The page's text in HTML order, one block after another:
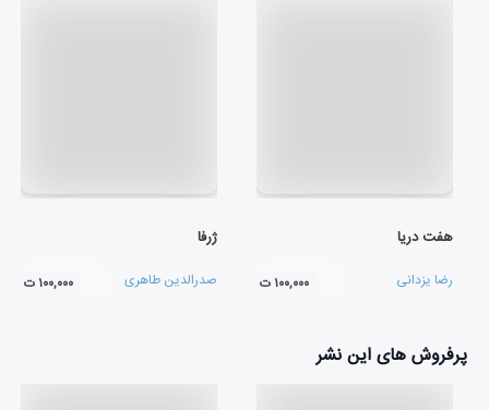
هفت دریا
رضا یزدانی ۱۰۰,۰۰۰ ت
ژرفا
صدرالدین طاهری ۱۰۰,۰۰۰ ت
پرفروش های این نشر